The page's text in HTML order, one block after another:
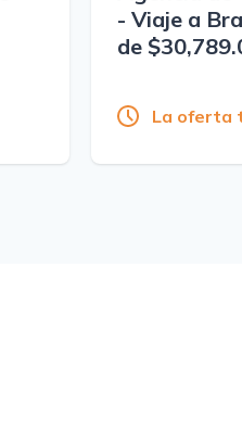
- Viaje a
de
La oferta